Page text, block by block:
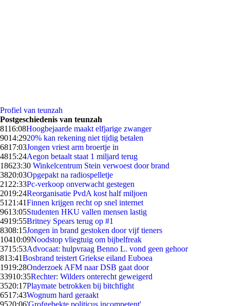
Profiel van teunzah
Postgeschiedenis van teunzah
8116:08Hoogbejaarde maakt elfjarige zwanger
9014:2920% kan rekening niet tijdig betalen
6817:03Jongen vriest arm broertje in
4815:24Aegon betaalt staat 1 miljard terug
18623:30 Winkelcentrum Stein verwoest door brand
3820:03Opgepakt na radiospelletje
21 22:33Pc-verkoop onverwacht gestegen
2019:24Reorganisatie PvdA kost half miljoen
51 21:41Finnen krijgen recht op snel internet
9613:05Studenten HKU vallen mensen lastig
4919:55Britney Spears terug op #1
8308:15Jongen in brand gestoken door vijf tieners
10410:09Noodstop vliegtuig om bijbelfreak
3715:53Advocaat: hulpvraag Benno L. vond geen gehoor
813:41Bosbrand teistert Griekse eiland Euboea
1919:28Onderzoek AFM naar DSB gaat door
33910:35Rechter: Wilders onterecht geweigerd
3520:17Playmate betrokken bij bitchfight
6517:43Wognum hard geraakt
9520:06'Grofgebekte politicus incompetent'